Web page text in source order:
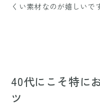
くい素材なのが嬉しいで
40代にこそ特に
ツ